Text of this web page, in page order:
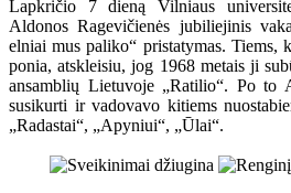
Lapkričio 7 dieną Vilniaus
Aldonos Ragevičienės jubiliejinis
elniai mus paliko“ pristatymas. Tiems,
ponia, atskleisiu, jog 1968 metais ji
ansamblių Lietuvoje „Ratilio“. Po to
susikurti ir vadovavo kitiems
„Radastai“, „Apyniui“, „Ūlai“.